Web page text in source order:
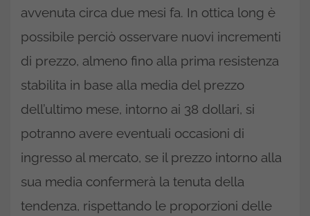
avvenuta circa due mesi fa. In ottica long è
possibile perciò osservare nuovi incrementi
di prezzo, almeno fino alla prima resistenza
stabilita in base alla media del prezzo
dell’ultimo mese, intorno ai 38 dollari, si
potranno avere eventuali occasioni di
ingresso al mercato, se il prezzo intorno alla
sua media confermerà la tenuta della
tendenza, rispettando le proporzioni delle